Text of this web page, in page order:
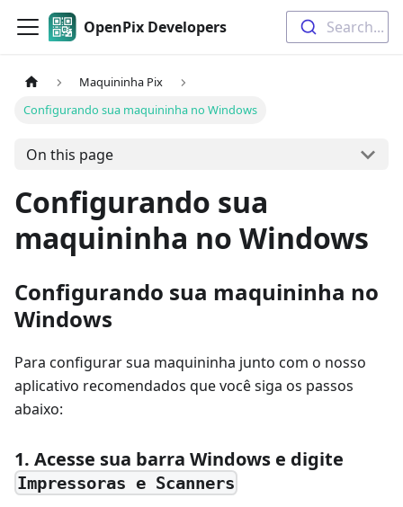
OpenPix Developers Search...
Maquininha Pix
Configurando sua maquininha no Windows
On this page
Configurando sua
maquininha no Windows
Configurando sua maquininha no
Windows
Para configurar sua maquininha junto com o nosso
aplicativo recomendados que você siga os passos
abaixo:
1. Acesse sua barra Windows e digite
Impressoras e Scanners